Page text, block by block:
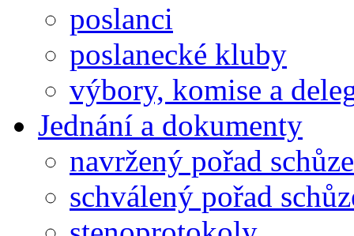
poslanci
poslanecké kluby
výbory, komise a
Jednání a dokumenty
navržený pořad schůze
schválený pořad